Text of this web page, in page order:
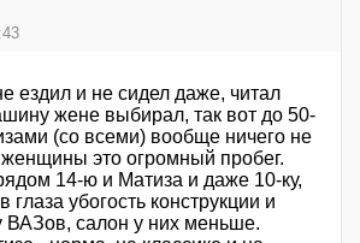
ездил и не сидел даже, читал
жене выбирал, так вот до 50-
(со всеми) вообще ничего не
женщины это огромный пробег.
14-ю и Матиза и даже 10-ку,
глаза убогость конструкции и
ВАЗов, салон у них меньше.